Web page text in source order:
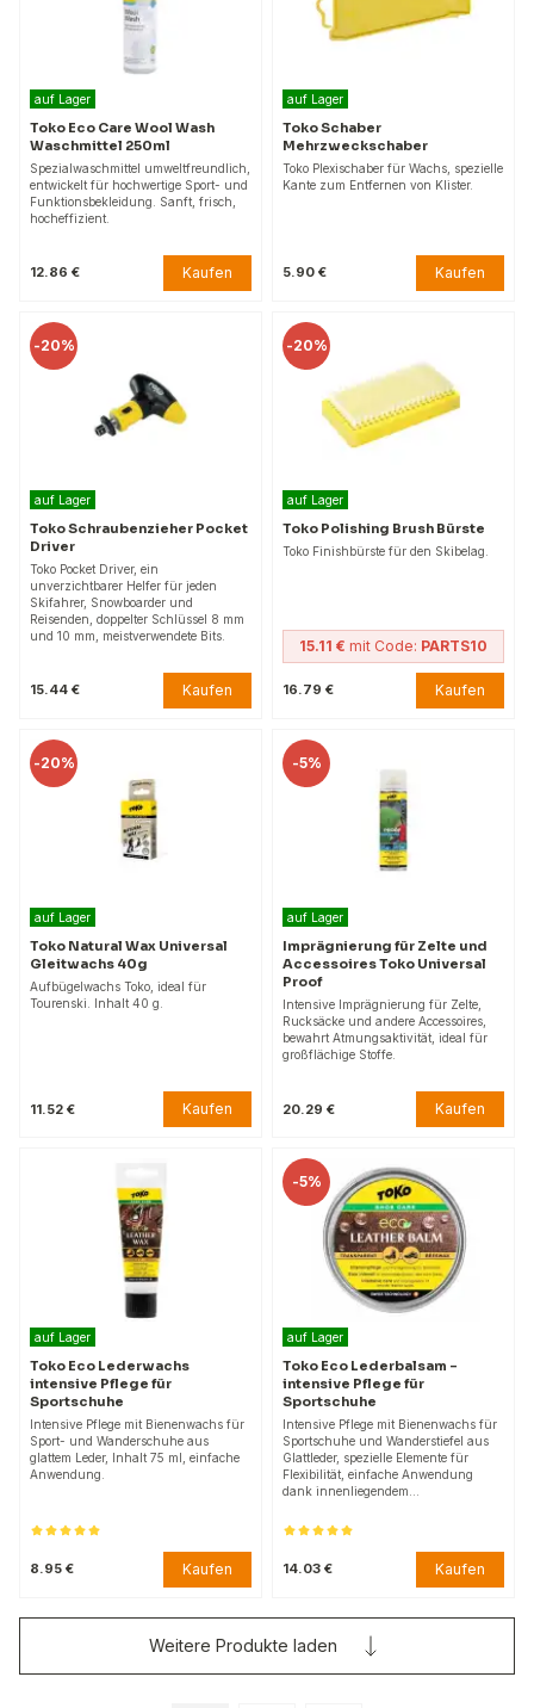
auf Lager
Toko Eco Care Wool Wash
Waschmittel 250ml
Spezialwaschmittel umweltfreundlich,
entwickelt für hochwertige Sport- und
Funktionsbekleidung. Sanft, frisch,
hocheffizient.
12.86 € Kaufen
auf Lager
Toko Schaber
Mehrzweckschaber
Toko Plexischaber für Wachs, spezielle
Kante zum Entfernen von Klister.
5.90 € Kaufen
-20%
auf Lager
Toko Schraubenzieher Pocket
Driver
Toko Pocket Driver, ein
unverzichtbarer Helfer für jeden
Skifahrer, Snowboarder und
Reisenden, doppelter Schlüssel 8 mm
und 10 mm, meistverwendete Bits.
15.44 € Kaufen
-20%
auf Lager
Toko Polishing Brush Bürste
Toko Finishbürste für den Skibelag.
15.11 € mit Code: PARTS10
16.79 € Kaufen
-20%
auf Lager
Toko Natural Wax Universal
Gleitwachs 40g
Aufbügelwachs Toko, ideal für
Tourenski. Inhalt 40 g.
11.52 € Kaufen
-5%
auf Lager
Imprägnierung für Zelte und
Accessoires Toko Universal
Proof
Intensive Imprägnierung für Zelte,
Rucksäcke und andere Accessoires,
bewahrt Atmungsaktivität, ideal für
großflächige Stoffe.
20.29 € Kaufen
auf Lager
Toko Eco Lederwachs
intensive Pflege für
Sportschuhe
Intensive Pflege mit Bienenwachs für
Sport- und Wanderschuhe aus
glattem Leder, Inhalt 75 ml, einfache
Anwendung.
8.95 € Kaufen
-5%
auf Lager
Toko Eco Lederbalsam -
intensive Pflege für
Sportschuhe
Intensive Pflege mit Bienenwachs für
Sportschuhe und Wanderstiefel aus
Glattleder, spezielle Elemente für
Flexibilität, einfache Anwendung
dank innenliegendem…
14.03 € Kaufen
Weitere Produkte laden